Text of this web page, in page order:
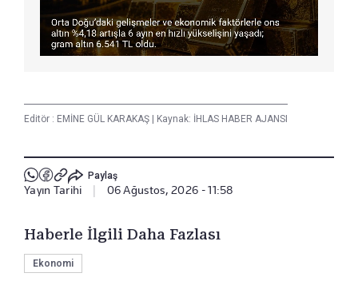
Editör : EMİNE GÜL KARAKAŞ | Kaynak: İHLAS HABER AJANSI
Paylaş
Yayın Tarihi 06 Ağustos, 2026 - 11:58
Haberle İlgili Daha Fazlası
Ekonomi